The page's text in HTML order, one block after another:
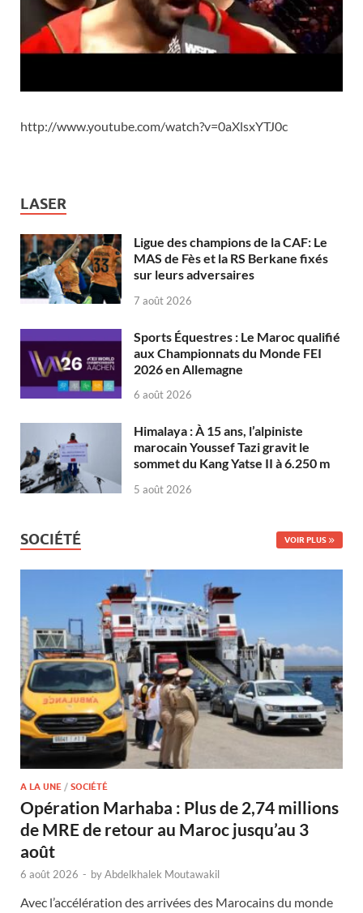
http://www.youtube.com/watch?v=0aXlsxYTJ0c
LASER
Ligue des champions de la CAF: Le
MAS de Fès et la RS Berkane fixés
sur leurs adversaires
7 août 2026
Sports Équestres : Le Maroc qualifié
aux Championnats du Monde FEI
2026 en Allemagne
6 août 2026
Himalaya : À 15 ans, l’alpiniste
marocain Youssef Tazi gravit le
sommet du Kang Yatse II à 6.250 m
5 août 2026
SOCIÉTÉ VOIR PLUS
A LA UNE / SOCIÉTÉ
Opération Marhaba : Plus de 2,74 millions
de MRE de retour au Maroc jusqu’au 3
août
6 août 2026 - byAbdelkhalek Moutawakil
Avec l’accélération des arrivées des Marocains du monde